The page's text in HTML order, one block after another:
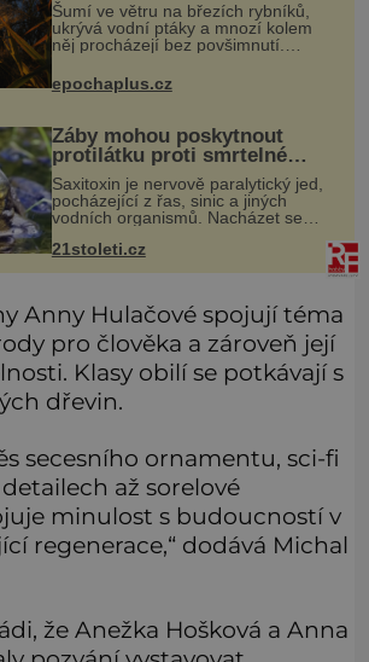
Šumí ve větru na březích rybníků,
ukrývá vodní ptáky a mnozí kolem
něj procházejí bez povšimnutí.
Přesto právě rákos pomáhal stavět
domy, vyrábět lodě, zapisovat první
texty a inspiroval řadu pověstí.
epochaplus.cz
Žáby mohou poskytnout
protilátku proti smrtelné
otravě měkkýši
Saxitoxin je nervově paralytický jed,
pocházející z řas, sinic a jiných
vodních organismů. Nacházet se
mlžích, jako jsou ústřice nebo slávky.
21stoleti.cz
Anny Hulačové spojují téma
pro člověka a zároveň její
Klasy obilí se potkávají s
dřevin.
secesního ornamentu, sci-fi
až sorelové
minulost s budoucností v
regenerace,“ dodává Michal
že Anežka Hošková a Anna